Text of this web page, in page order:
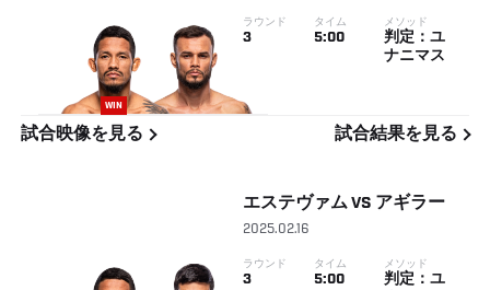
WIN
ラウンド
3
タイム
5:00
メソッド
判定：ユ
ナニマス
試合映像を見る 試合結果を見る
エステヴァム VS アギラー
2025.02.16
ラウンド
3
タイム
5:00
メソッド
判定：ユ